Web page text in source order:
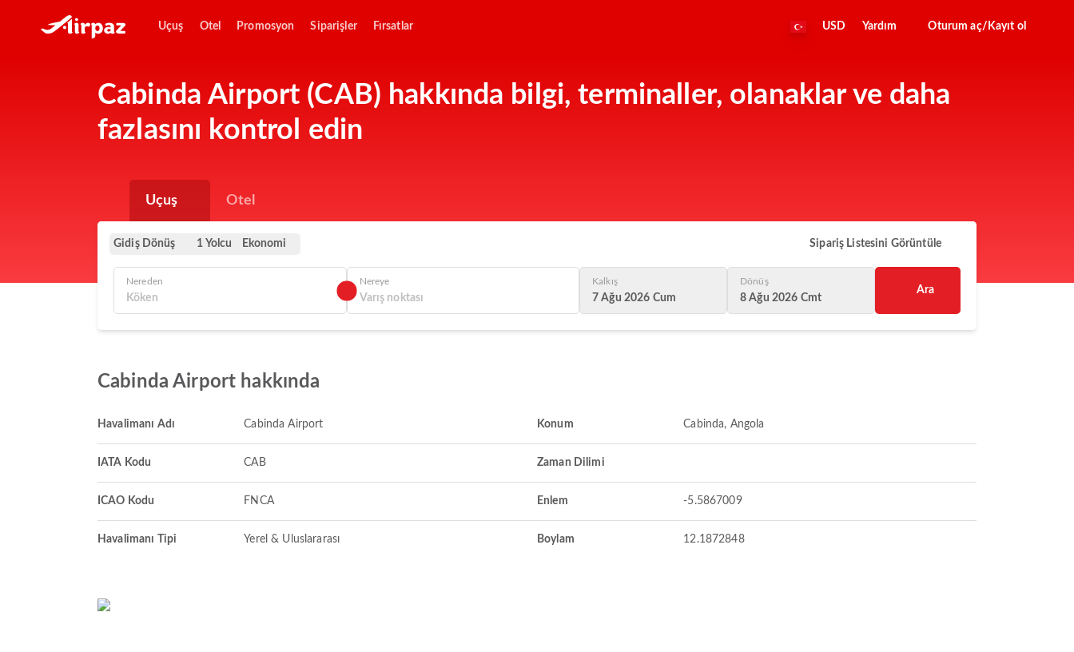
Uçuş Otel Promosyon Siparişler Fırsatlar USD Yardım Oturum aç/Kayıt ol
Cabinda Airport (CAB) hakkında bilgi, terminaller, olanaklar ve daha
fazlasını kontrol edin
Uçuş Otel
Gidiş Dönüş 1 Yolcu Ekonomi Sipariş Listesini Görüntüle
Nereden Nereye Kalkış
7 Ağu 2026 Cum
Dönüş
8 Ağu 2026 Cmt
Ara
Cabinda Airport hakkında
Havalimanı Adı Cabinda Airport
IATA Kodu CAB
ICAO Kodu FNCA
Havalimanı Tipi Yerel & Uluslararası
Konum Cabinda, Angola
Zaman Dilimi
Enlem -5.5867009
Boylam 12.1872848